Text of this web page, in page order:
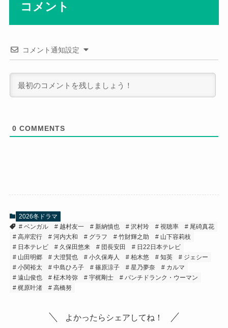
コメント
コメント通知設定
0 COMMENTS
2026冬ドラマ
ベンガル
越村友一 新納慎也 沢村玲 視聴率
尾碕真花
高岸宏行
河内大和 グラフ 竹財輝之助
山下容莉枝
日本テレビ
久保田悠来 団長安田
日22日本テレビ
山田明郷
大澄賢也 小久保寿人 柏木悠 知英
ジェシー
小関裕太
中島ひろ子 篠原涼子 星乃夢奈
カルマ
遠山俊也
柾木玲弥 宇梶剛士
パンチドランク・ウーマン
梶原叶渚
高橋努
よかったらシェアしてね！